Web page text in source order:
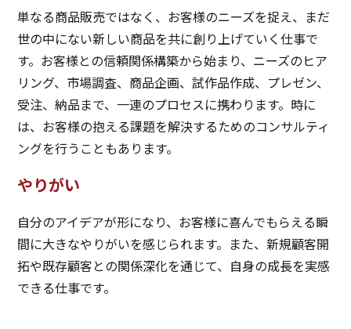
単なる商品販売ではなく、お客様のニーズを捉え、まだ
世の中にない新しい商品を共に創り上げていく仕事で
す。お客様との信頼関係構築から始まり、ニーズのヒア
リング、市場調査、商品企画、試作品作成、プレゼン、
受注、納品まで、一連のプロセスに携わります。時に
は、お客様の抱える課題を解決するためのコンサルティ
ングを行うこともあります。
やりがい
自分のアイデアが形になり、お客様に喜んでもらえる瞬
間に大きなやりがいを感じられます。また、新規顧客開
拓や既存顧客との関係深化を通じて、自身の成長を実感
できる仕事です。